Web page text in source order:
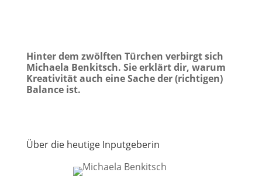
Hinter dem zwölften Türchen verbirgt sich
Michaela Benkitsch. Sie erklärt dir, warum
Kreativität auch eine Sache der (richtigen)
Balance ist.
Über die heutige Inputgeberin